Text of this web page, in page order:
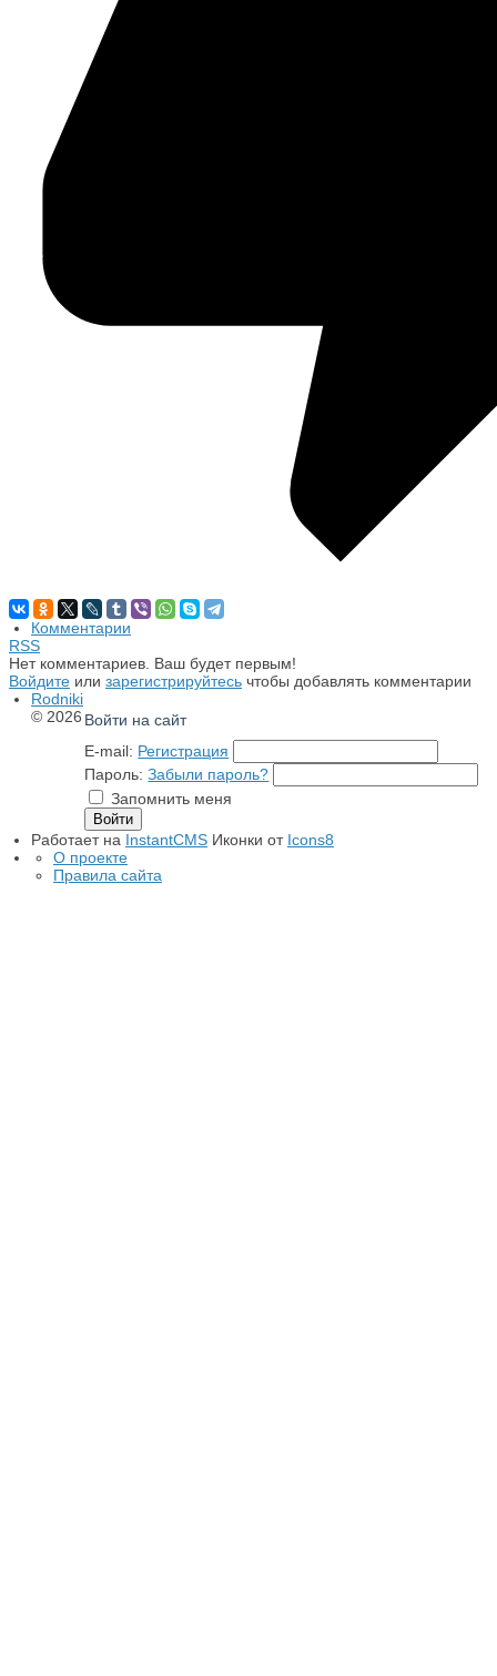
Комментарии
RSS
Нет комментариев. Ваш будет первым!
Войдите или зарегистрируйтесь чтобы добавлять комментарии
Войти на сайт
E-mail: Регистрация
Пароль: Забыли пароль?
Запомнить меня
Rodniki
© 2026
Работает на InstantCMS Иконки от Icons8
О проекте
Правила сайта